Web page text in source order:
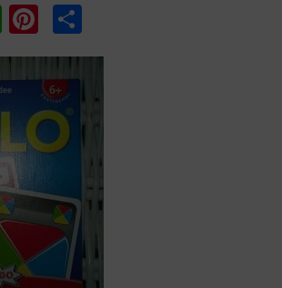
W
h
at
s
A
p
p
Pi
nt
er
e
st
T
ei
n